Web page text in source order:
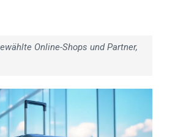
Online-Shops und Partner,